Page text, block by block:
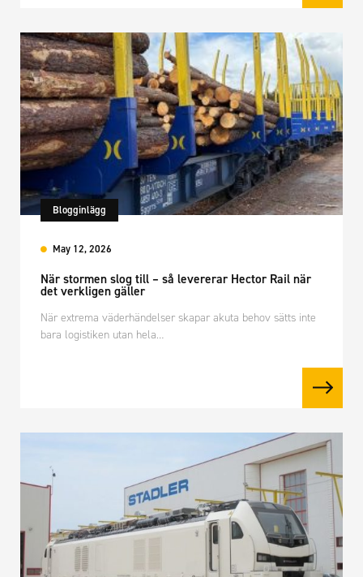
Blogginlägg
May 12, 2026
När stormen slog till – så levererar Hector Rail när
det verkligen gäller
När extrema väderhändelser skapar akuta behov sätts inte
bara logistiken utan hela…